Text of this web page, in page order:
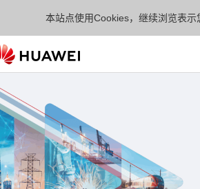
本站点使用Cookies，继续浏览表示